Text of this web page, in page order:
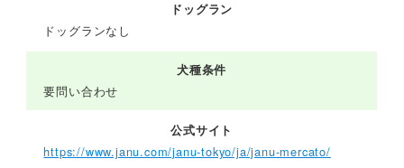
ドッグラン
ドッグランなし
犬種条件
要問い合わせ
公式サイト
https://www.janu.com/janu-tokyo/ja/janu-mercato/